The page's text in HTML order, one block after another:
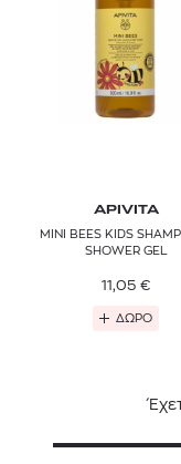
APIVITA
MINI BEES KIDS
SHOWER GEL
11,05 €
ΔΩΡΟ